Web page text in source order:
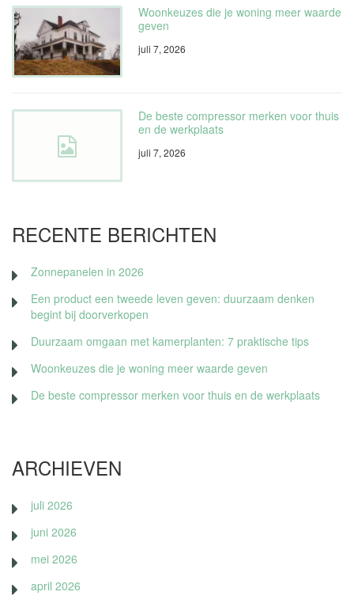
Woonkeuzes die je woning meer waarde
geven
juli 7, 2026
De beste compressor merken voor thuis
en de werkplaats
juli 7, 2026
RECENTE BERICHTEN
Zonnepanelen in 2026
Een product een tweede leven geven: duurzaam denken
begint bij doorverkopen
Duurzaam omgaan met kamerplanten: 7 praktische tips
Woonkeuzes die je woning meer waarde geven
De beste compressor merken voor thuis en de werkplaats
ARCHIEVEN
juli 2026
juni 2026
mei 2026
april 2026